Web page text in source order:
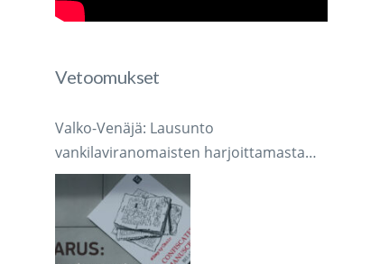
Vetoomukset
Valko-Venäjä: Lausunto
vankilaviranomaisten harjoittamasta
järjestelmällisestä käsikirjoitusten
takavarikoinnista ja tuhoamisesta